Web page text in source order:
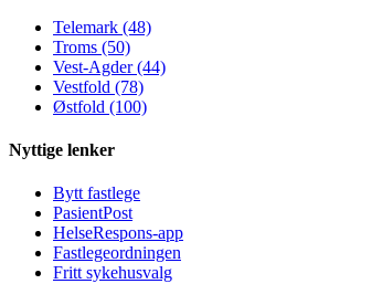
Telemark (48)
Troms (50)
Vest-Agder (44)
Vestfold (78)
Østfold (100)
Nyttige lenker
Bytt fastlege
PasientPost
HelseRespons-app
Fastlegeordningen
Fritt sykehusvalg